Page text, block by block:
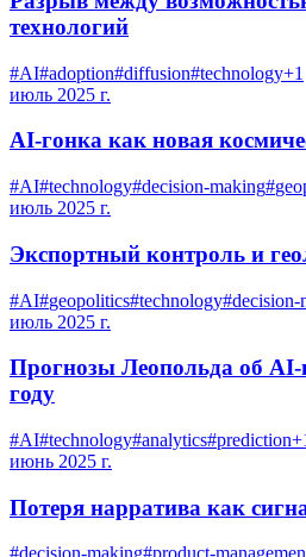
технологий
#AI#adoption#diffusion#technology+1
июль 2025 г.
AI-гонка как новая
#AI#technology#decision-making#
июль 2025 г.
Экспортный контроль и
#AI#geopolitics#technology#decision-
июль 2025 г.
Прогнозы Леопольда об AI-
году
#AI#technology#analytics#prediction+
июнь 2025 г.
Потеря нарратива как